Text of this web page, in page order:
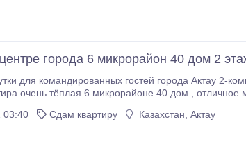
города 6 микрорайон 40 дом 2
для командированных гостей города Актау 2-
очень тёплая 6 микрорайоне 40 дом , отличное
03:40 Сдам квартиру Казахстан, Актау